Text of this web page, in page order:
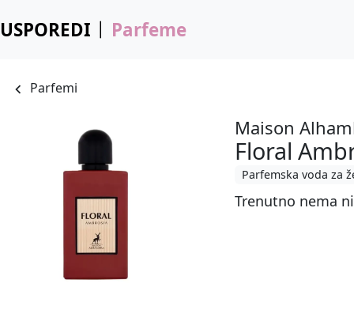
USPOREDI Parfeme
Parfemi
Maison
Floral
Parfemska voda za
Trenutno nema